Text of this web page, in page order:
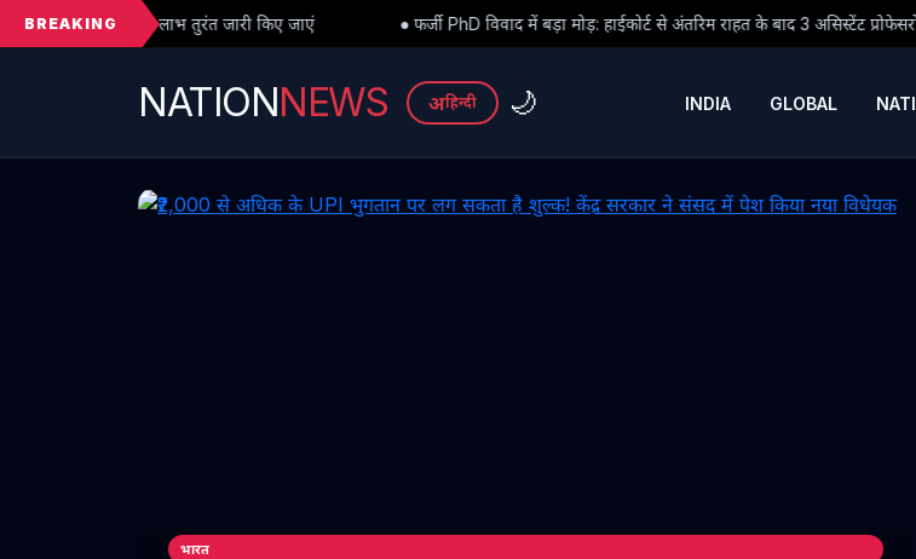
BREAKING
जारी किए जाएं ● फर्जी PhD विवाद में बड़ा मोड़: हाईकोर्ट से अंतरिम राहत के बाद 3 असिस्टेंट प्रोफेसरों ने फिर संभाला कार्यभार, 3
NATIONNEWS अहिन्दी 🌙 INDIA GLOBAL
भारत